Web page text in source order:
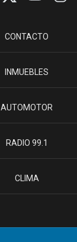
CONTACTO
INMUEBLES
AUTOMOTOR
RADIO 99.1
CLIMA